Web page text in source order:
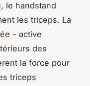
le handstand
les triceps. La
- active
des
la force pour
triceps